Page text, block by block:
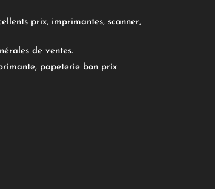
prix, imprimantes, scanner,
de ventes.
papeterie bon prix